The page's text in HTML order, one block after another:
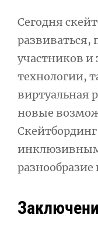
Сегодня
развиваться,
участников и
технологии,
виртуальная
новые
разнообразие